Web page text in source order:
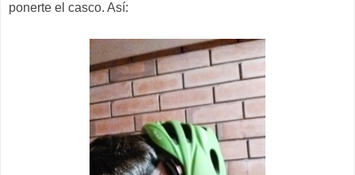
ponerte el casco. Así: